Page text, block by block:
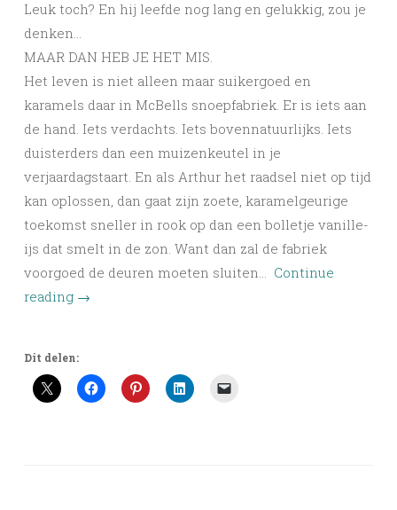
Leuk toch? En hij leefde nog lang en gelukkig, zou je
denken…
MAAR DAN HEB JE HET MIS.
Het leven is niet alleen maar suikergoed en
karamels daar in McBells snoepfabriek. Er is iets aan
de hand. Iets verdachts. Iets bovennatuurlijks. Iets
duisterders dan een muizenkeutel in je
verjaardagstaart. En als Arthur het raadsel niet op tijd
kan oplossen, dan gaat zijn zoete, karamelgeurige
toekomst sneller in rook op dan een bolletje vanille-
ijs dat smelt in de zon. Want dan zal de fabriek
voorgoed de deuren moeten sluiten… Continue
reading →
Dit delen: